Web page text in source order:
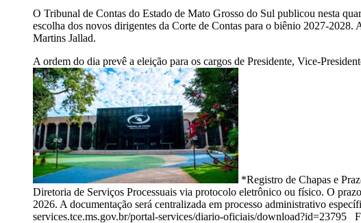
O Tribunal de Contas do Estado de Mato Grosso do Sul publicou nesta
escolha dos novos dirigentes da Corte de Contas para o biênio 2027-
Martins Jallad.
A ordem do dia prevê a eleição para os cargos de Presidente, Vice-
*Registro de Chapas e
Diretoria de Serviços Processuais via protocolo eletrônico ou físico. O
2026. A documentação será centralizada em processo administrativo
services.tce.ms.gov.br/portal-services/diario-oficiais/download?id=23795